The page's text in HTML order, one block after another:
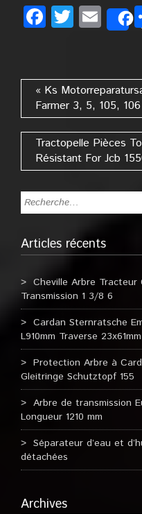
Facebook
Twitter
« Ks
Farmer 3, 5, 105,
Tractopelle Pièces
Résistant For Jcb
Articles récents
Cheville Arbre
Transmission 1 3/8 6
Cardan Sternratsche
L910mm Traverse 23x61mm
Protection Arbre à
Gleitringe Schutztopf 155
Arbre de transmission
Longueur 1210 mm
Séparateur d’eau et
détachées
Archives